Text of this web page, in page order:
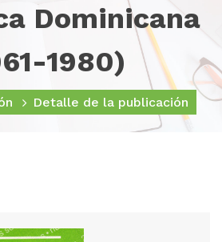
Dominicana
1980)
Detalle de la publicación